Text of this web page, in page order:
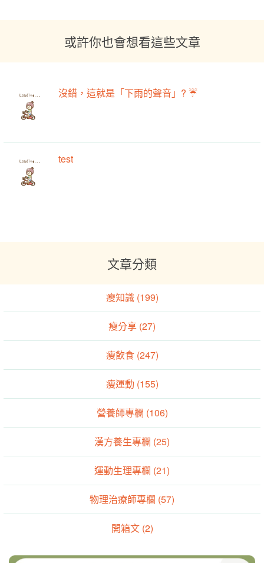
或許你也會想看這些文章
沒錯，這就是「下雨的聲音」? ☔️
test
文章分類
瘦知識 (199)
瘦分享 (27)
瘦飲食 (247)
瘦運動 (155)
營養師專欄 (106)
漢方養生專欄 (25)
運動生理專欄 (21)
物理治療師專欄 (57)
開箱文 (2)